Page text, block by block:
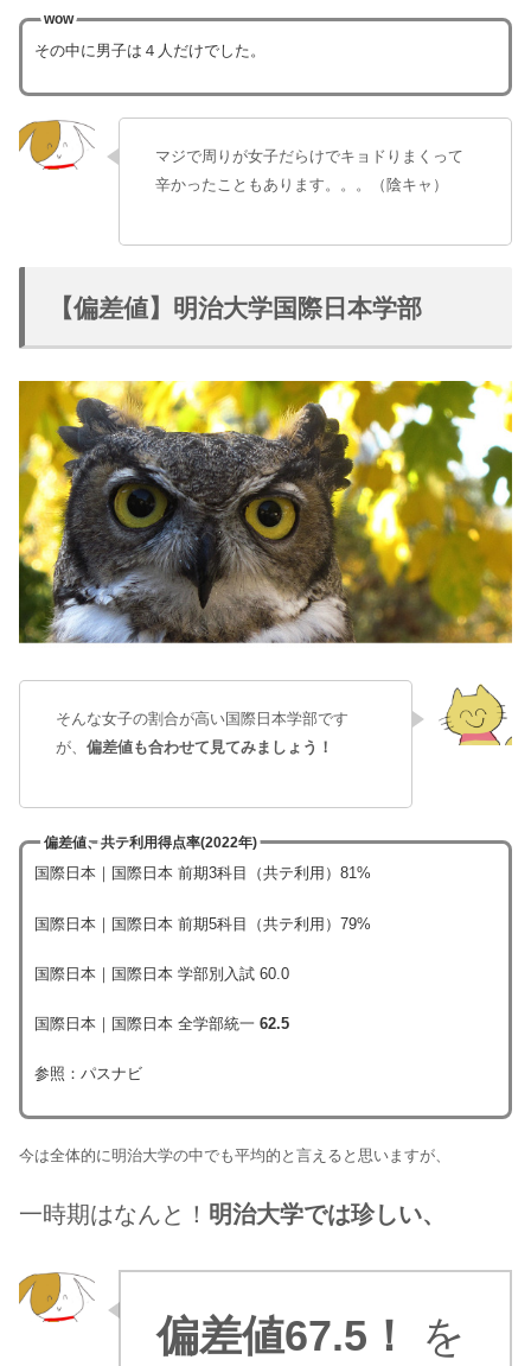
wow
その中に男子は４人だけでした。
マジで周りが女子だらけでキョドりまくって
辛かったこともあります。。。（陰キャ）
【偏差値】明治大学国際日本学部
そんな女子の割合が高い国際日本学部です
が、 偏差値も合わせて見てみましょう！
偏差値、共テ利用得点率(2022年)
国際日本｜国際日本 前期3科目（共テ利用）81%
国際日本｜国際日本 前期5科目（共テ利用）79%
国際日本｜国際日本 学部別入試 60.0
国際日本｜国際日本 全学部統一62.5
参照：パスナビ
今は全体的に明治大学の中でも平均的と言えると思いますが、
一時期はなんと！ 明治大学では珍しい、
偏差値67.5！ を